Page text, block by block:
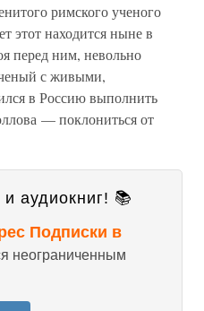
римского ученого
этот находится ныне в
перед ним, невольно
с живыми,
в Россию выполнить
— поклониться от
аудиокниг! 📚
Подписки в
неограниченным